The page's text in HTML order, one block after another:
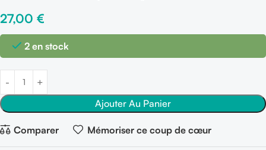
27,00 €
2 en stock
Ajouter Au Panier
Comparer Mémoriser ce coup de cœur